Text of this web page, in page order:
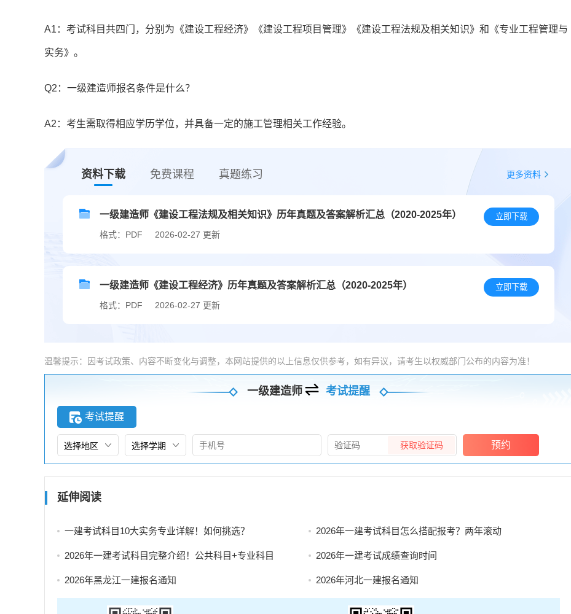
A1：考试科目共四门，分别为《建设工程经济》《建设工程项目管理》《建设工程法规及相关知识》和《专业工程管理与
实务》。
Q2：一级建造师报名条件是什么？
A2：考生需取得相应学历学位，并具备一定的施工管理相关工作经验。
资料下载 免费课程 真题练习 更多资料
一级建造师《建设工程法规及相关知识》历年真题及答案解析汇总（2020-2025年）
格式：PDF 2026-02-27 更新
立即下载
一级建造师《建设工程经济》历年真题及答案解析汇总（2020-2025年）
格式：PDF 2026-02-27 更新
立即下载
温馨提示：因考试政策、内容不断变化与调整，本网站提供的以上信息仅供参考，如有异议，请考生以权威部门公布的内容为准！
一级建造师 考试提醒
考试提醒
获取验证码 预约
延伸阅读
一建考试科目10大实务专业详解！如何挑选？ 2026年一建考试科目怎么搭配报考？两年滚动
2026年一建考试科目完整介绍！公共科目+专业科目 2026年一建考试成绩查询时间
2026年黑龙江一建报名通知 2026年河北一建报名通知